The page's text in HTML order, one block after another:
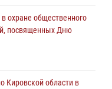
охране общественного
посвященных Дню
Кировской области в